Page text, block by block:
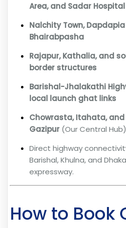
Area, and Sadar Hospital
Nalchity Town,
Bhairabpasha
Rajapur, Kathalia, and
border structures
Barishal-Jhalakathi
local launch ghat links
Chowrasta, Itahata, and
Gazipur (Our Central Hub)
Direct highway
Barishal, Khulna, and
expressway.
How to Book